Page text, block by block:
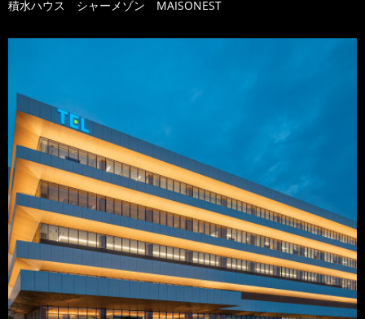
積水ハウス シャーメゾン MAISONEST